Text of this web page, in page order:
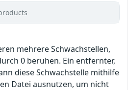
mehrere Schwachstellen,
0 beruhen. Ein entfernter,
diese Schwachstelle mithilfe
Datei ausnutzen, um nicht